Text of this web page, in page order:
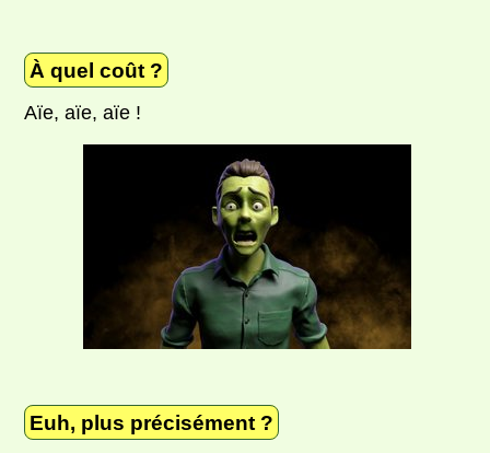
À quel coût ?
Aïe, aïe, aïe !
Euh, plus précisément ?